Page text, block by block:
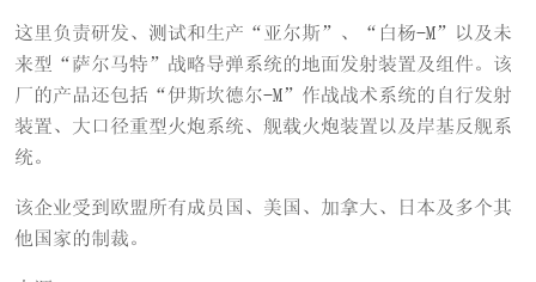
这里负责研发、测试和生产“亚尔斯”、“白杨-M”以及未
来型“萨尔马特”战略导弹系统的地面发射装置及组件。该
厂的产品还包括“伊斯坎德尔-M”作战战术系统的自行发射
装置、大口径重型火炮系统、舰载火炮装置以及岸基反舰系
统。
该企业受到欧盟所有成员国、美国、加拿大、日本及多个其
他国家的制裁。